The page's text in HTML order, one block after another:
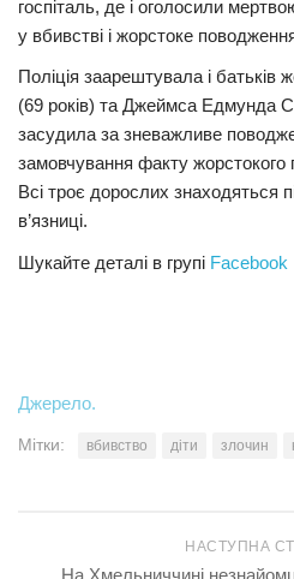
госпіталь, де і оголосили
у вбивстві і жорстоке
Поліція заарештувала і батьків
(69 років) та Джеймса Едмунда
засудила за зневажливе
замовчування факту жорстокого
Всі троє дорослих знаходяться
в’язниці.
Шукайте деталі в групі Facebook
Джерело.
Мітки: вбивство діти злочин
НАСТУПНА
На Хмельниччині